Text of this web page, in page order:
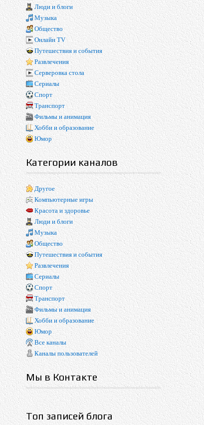
Люди и блоги
Музыка
Общество
Онлайн TV
Путешествия и события
Развлечения
Серверовка стола
Сериалы
Спорт
Транспорт
Фильмы и анимация
Хобби и образование
Юмор
Категории каналов
Другое
Компьютерные игры
Красота и здоровье
Люди и блоги
Музыка
Общество
Путешествия и события
Развлечения
Сериалы
Спорт
Транспорт
Фильмы и анимация
Хобби и образование
Юмор
Все каналы
Каналы пользователей
Мы в Контакте
Топ записей блога